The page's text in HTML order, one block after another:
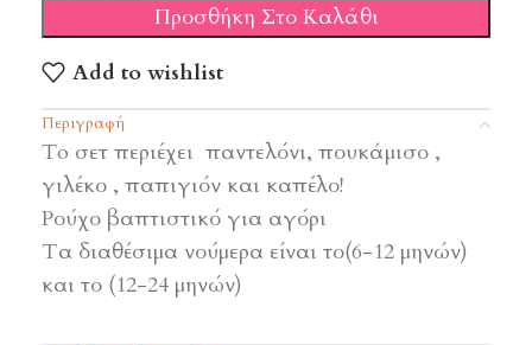
Προσθήκη Στο Καλάθι
Add to wishlist
Περιγραφή
To σετ περιέχει παντελόνι, πουκάμισο ,
γιλέκο , παπιγιόν και καπέλο!
Ρούχο βαπτιστικό για αγόρι
Τα διαθέσιμα νούμερα είναι το(6-12 μηνών)
και το (12-24 μηνών)